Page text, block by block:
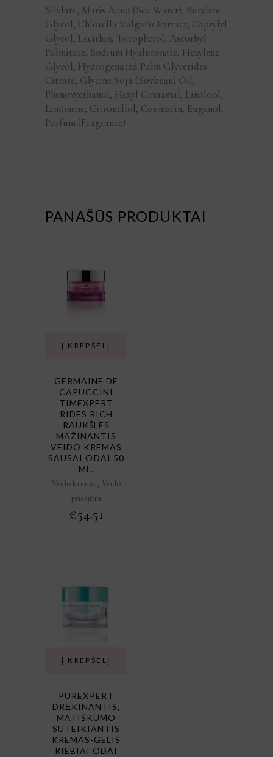
Silylate, Maris Aqua (Sea Water), Butylene
Glycol, Chlorella Vulgaris Extract, Caprylyl
Glycol, Lecithin, Tocopherol, Ascorbyl
Palmitate, Sodium Hyaluronate, Hexylene
Glycol, Hydrogenated Palm Glycerides
Citrate, Glycine Soja (Soybean) Oil,
Phenoxyethanol, Hexyl Cinnamal, Linalool,
Limonene, Citronellol, Coumarin, Eugenol,
Parfum (Fragrance)
PANAŠŪS PRODUKTAI
Į KREPŠELĮ
GERMAINE DE
CAPUCCINI
TIMEXPERT
RIDES RICH
RAUKŠLES
MAŽINANTIS
VEIDO KREMAS
SAUSAI ODAI 50
ML.
Veido kremai, Veido
priežiūra
€54.51
Į KREPŠELĮ
PUREXPERT
DRĖKINANTIS,
MATIŠKUMO
SUTEIKIANTIS
KREMAS-GELIS
RIEBIAI ODAI